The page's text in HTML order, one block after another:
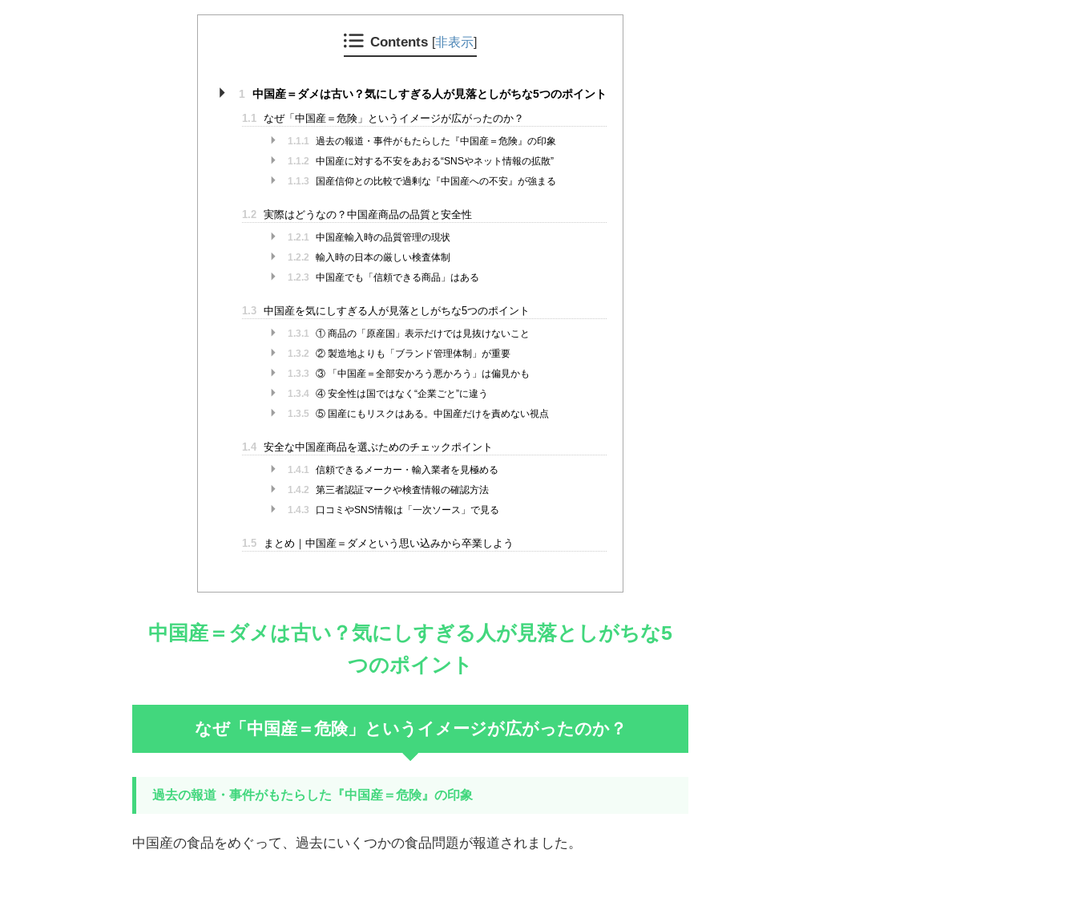
Contents [非表示]
1 中国産＝ダメは古い？気にしすぎる人が見落としがちな5つのポイント
1.1 なぜ「中国産＝危険」というイメージが広がったのか？
1.1.1
過去の報道・事件がもたらした『中国産＝危険』の印象
1.1.2
中国産に対する不安をあおる“SNSやネット情報の拡散”
1.1.3
国産信仰との比較で過剰な『中国産への不安』が強まる
1.2 実際はどうなの？中国産商品の品質と安全性
1.2.1
中国産輸入時の品質管理の現状
1.2.2
輸入時の日本の厳しい検査体制
1.2.3
中国産でも「信頼できる商品」はある
1.3 中国産を気にしすぎる人が見落としがちな5つのポイント
1.3.1
① 商品の「原産国」表示だけでは見抜けないこと
1.3.2
② 製造地よりも「ブランド管理体制」が重要
1.3.3
③ 「中国産＝全部安かろう悪かろう」は偏見かも
1.3.4
④ 安全性は国ではなく“企業ごと”に違う
1.3.5
⑤ 国産にもリスクはある。中国産だけを責めない視点
1.4 安全な中国産商品を選ぶためのチェックポイント
1.4.1
信頼できるメーカー・輸入業者を見極める
1.4.2
第三者認証マークや検査情報の確認方法
1.4.3
口コミやSNS情報は「一次ソース」で見る
1.5 まとめ｜中国産＝ダメという思い込みから卒業しよう
中国産＝ダメは古い？気にしすぎる人が見落としがちな5
つのポイント
なぜ「中国産＝危険」というイメージが広がったのか？
過去の報道・事件がもたらした『中国産＝危険』の印象
中国産の食品をめぐって、過去にいくつかの食品問題が報道されました。